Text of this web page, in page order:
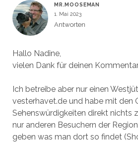
MR.MOOSEMAN
1. Mai 2023
Antworten
Hallo Nadine,
vielen Dank für deinen
Ich betreibe aber nur einen
vesterhavet.de und habe mit den
Sehenswürdigkeiten direkt nichts
nur anderen Besuchern der
geben was man dort so findet